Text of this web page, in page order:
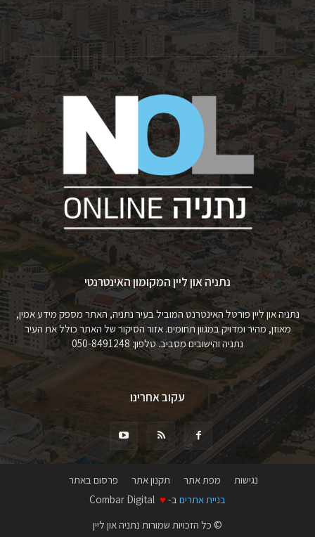
נתניה און ליין המקומון האינטרנטי
נתניה און ליין פורטל האינטרנט המוביל בעיר נתניה, האתר מספק מידע אמין,
מאוזן, מהיר ומדויק במגוון תחומים. אזור הסיקור של האתר כולל את העיר
נתניה והישובים מסביב. טלפון: 050-8491248
עקוב אחרינו
נגישות מפת אתר תקנון אתר
פרסום באתר
בניית אתרים ב- ♥
© כל הזכויות שמורות נתניה און ליין